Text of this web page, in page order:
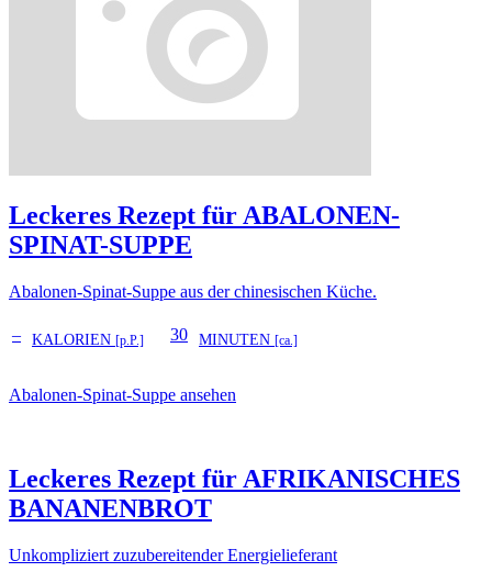
Leckeres Rezept fürABALONEN-
SPINAT-SUPPE
Abalonen-Spinat-Suppe aus der chinesischen Küche.
– KALORIEN [p.P.] 30 MINUTEN [ca.]
Abalonen-Spinat-Suppe ansehen
Leckeres Rezept fürAFRIKANISCHES
BANANENBROT
Unkompliziert zuzubereitender Energielieferant